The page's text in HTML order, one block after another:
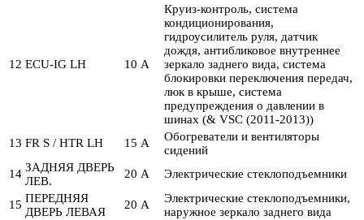
12 ECU-IG LH 10 А
Круиз-контроль, система
кондиционирования,
гидроусилитель руля, датчик
дождя, антибликовое внутреннее
зеркало заднего вида, система
блокировки переключения передач,
люк в крыше, система
предупреждения о давлении в
шинах (& VSC (2011-2013))
13 FR S / HTR LH 15 А
Обогреватели и вентиляторы
сидений
14 ЗАДНЯЯ ДВЕРЬ
ЛЕВ.
20 А Электрические стеклоподъемники
15 ПЕРЕДНЯЯ
ДВЕРЬ ЛЕВАЯ
20 А
Электрические стеклоподъемники,
наружное зеркало заднего вида